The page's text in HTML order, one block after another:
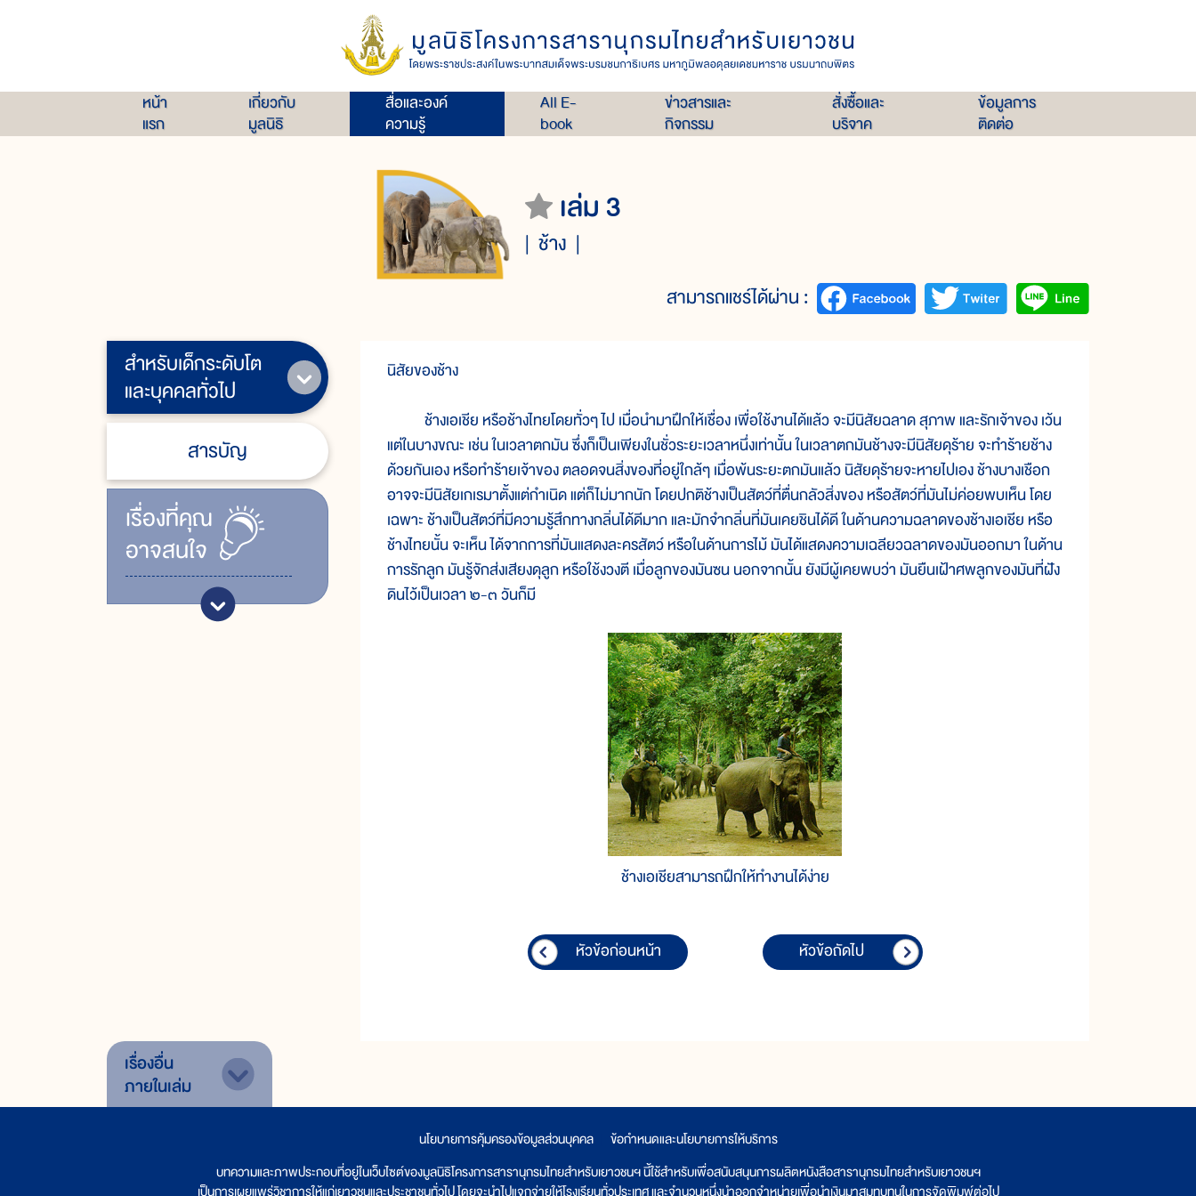
หน้า
แรก
เกี่ยวกับ
มูลนิธิ
สื่อและองค์
ความรู้
All E-
book
ข่าวสารและ
กิจกรรม
สั่งซื้อและ
บริจาค
ข้อมูลการ
ติดต่อ
เล่ม 3
ช้าง
สามารถแชร์ได้ผ่าน :
สำหรับเด็กระดับโต
และบุคคลทั่วไป
สารบัญ
เรื่ิองที่คุณ
อาจสนใจ
นิสัยของช้าง
ช้างเอเชีย หรือช้างไทยโดยทั่วๆ ไป เมื่อนำมาฝึกให้เชื่อง เพื่อใช้งานได้แล้ว จะมีนิสัยฉลาด สุภาพ และรักเจ้าของ เว้น
แต่ในบางขณะ เช่น ในเวลาตกมัน ซึ่งก็เป็นเพียงในชั่วระยะเวลาหนึ่งเท่านั้น ในเวลาตกมันช้างจะมีนิสัยดุร้าย จะทำร้ายช้าง
ด้วยกันเอง หรือทำร้ายเจ้าของ ตลอดจนสิ่งของที่อยู่ใกล้ๆ เมื่อพ้นระยะตกมันแล้ว นิสัยดุร้ายจะหายไปเอง ช้างบางเชือก
อาจจะมีนิสัยเกเรมาตั้งแต่กำเนิด แต่ก็ไม่มากนัก โดยปกติช้างเป็นสัตว์ที่ตื่นกลัวสิ่งของ หรือสัตว์ที่มันไม่ค่อยพบเห็น โดย
เฉพาะ ช้างเป็นสัตว์ที่มีความรู้สึกทางกลิ่นได้ดีมาก และมักจำกลิ่นที่มันเคยชินได้ดี ในด้านความฉลาดของช้างเอเชีย หรือ
ช้างไทยนั้น จะเห็น ได้จากการที่มันแสดงละครสัตว์ หรือในด้านการไม้ มันได้แสดงความเฉลียวฉลาดของมันออกมา ในด้าน
การรักลูก มันรู้จักส่งเสียงดุลูก หรือใช้งวงตี เมื่อลูกของมันซน นอกจากนั้น ยังมีผู้เคยพบว่า มันยืนเฝ้าศพลูกของมันที่ฝัง
ดินไว้เป็นเวลา ๒-๓ วันก็มี
ช้างเอเชียสามารถฝึกให้ทำงานได้ง่าย
หัวข้อก่อนหน้า หัวข้อถัดไป
เรื่องอื่น
ภายในเล่ม
นโยบายการคุ้มครองข้อมูลส่วนบุคคล
ข้อกำหนดและนโยบายการให้บริการ
บทความและภาพประกอบที่อยู่ในเว็บไซต์ของมูลนิธิโครงการสารานุกรมไทยสำหรับเยาวชนฯ นี้ใช้สำหรับเพื่อสนับสนุนการผลิตหนังสือสารานุกรมไทยสำหรับเยาวชนฯ
เป็นการเผยแพร่วิชาการให้แก่เยาวชนและประชาชนทั่วไป โดยจะนำไปแจกจ่ายให้โรงเรียนทั่วประเทศ และจำนวนหนึ่งนำออกจำหน่ายเพื่อนำเงินมาสมทบทุนในการจัดพิมพ์ต่อไป